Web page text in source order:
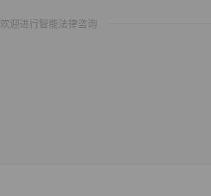
欢迎进行智能法律咨询